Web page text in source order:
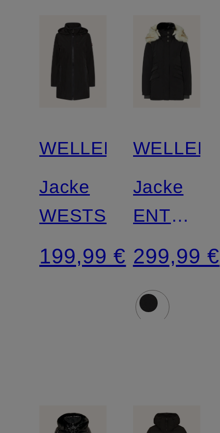
WELLENSTEYN
Jacke
WESTSIDE
199,99 €
Jacke
mit
Kunstfell
299,99 €